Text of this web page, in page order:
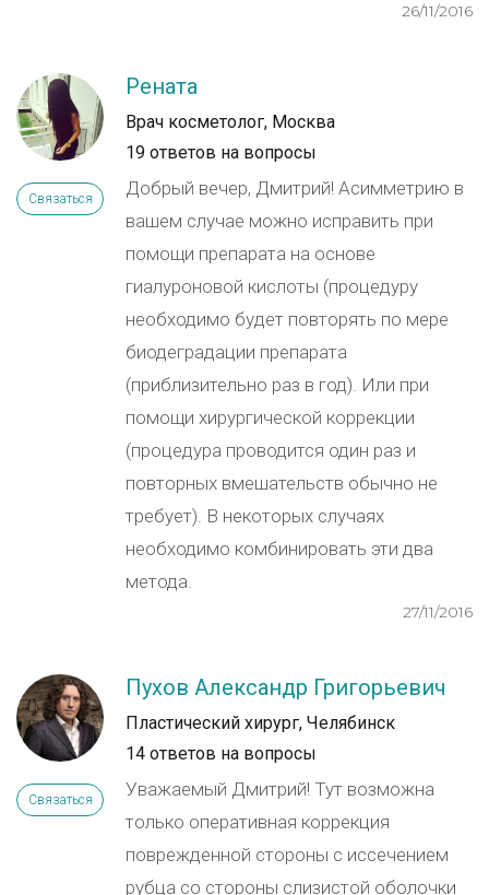
26/11/2016
Связаться
Рената
Врач косметолог, Москва
19 ответов на вопросы
Добрый вечер, Дмитрий! Асимметрию в
вашем случае можно исправить при
помощи препарата на основе
гиалуроновой кислоты (процедуру
необходимо будет повторять по мере
биодеградации препарата
(приблизительно раз в год). Или при
помощи хирургической коррекции
(процедура проводится один раз и
повторных вмешательств обычно не
требует). В некоторых случаях
необходимо комбинировать эти два
метода.
27/11/2016
Связаться
Пухов Александр Григорьевич
Пластический хирург, Челябинск
14 ответов на вопросы
Уважаемый Дмитрий! Тут возможна
только оперативная коррекция
поврежденной стороны с иссечением
рубца со стороны слизистой оболочки